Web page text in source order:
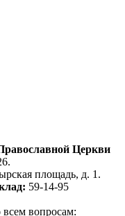
Церкви
площадь, д. 1.
59-14-95
вопросам: